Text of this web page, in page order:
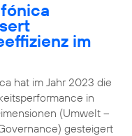
im
hat im Jahr 2023 die
in
(Umwelt –
gesteigert